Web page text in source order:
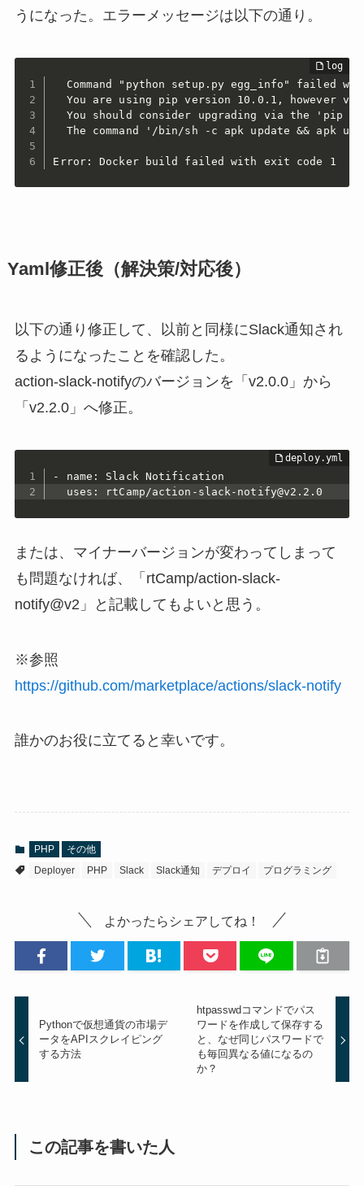
うになった。エラーメッセージは以下の通り。
Command "python setup.py egg_info" failed
You are using pip version 10.0.1, however
You should consider upgrading via the 'pip
The command '/bin/sh -c apk update && apk
Error: Docker build failed with exit code 1
Yaml修正後（解決策/対応後）
以下の通り修正して、以前と同様にSlack通知され
るようになったことを確認した。
action-slack-notifyのバージョンを「v2.0.0」から
「v2.2.0」へ修正。
- name: Slack Notification
  uses: rtCamp/action-slack-notify@v2.2.0
または、マイナーバージョンが変わってしまって
も問題なければ、「rtCamp/action-slack-
notify@v2」と記載してもよいと思う。
※参照
https://github.com/marketplace/actions/slack-notify
誰かのお役に立てると幸いです。
PHP
その他
Deployer
PHP Slack Slack通知 デプロイ プログラミング
よかったらシェアしてね！
Pythonで仮想通貨の市場デ
ータをAPIスクレイピング
する方法
htpasswdコマンドでパス
ワードを作成して保存する
と、なぜ同じパスワードで
も毎回異なる値になるの
か？
この記事を書いた人